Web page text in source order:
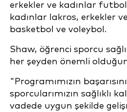
erkekler ve kadınlar
kadınlar lakros, erkekler
basketbol ve voleybol.
Shaw, öğrenci sporcu
her şeyden önemli
"Programımızın
sporcularımızın sağlıklı
vadede uygun şekilde